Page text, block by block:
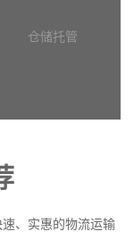
仓储托管
、实惠的物流运输